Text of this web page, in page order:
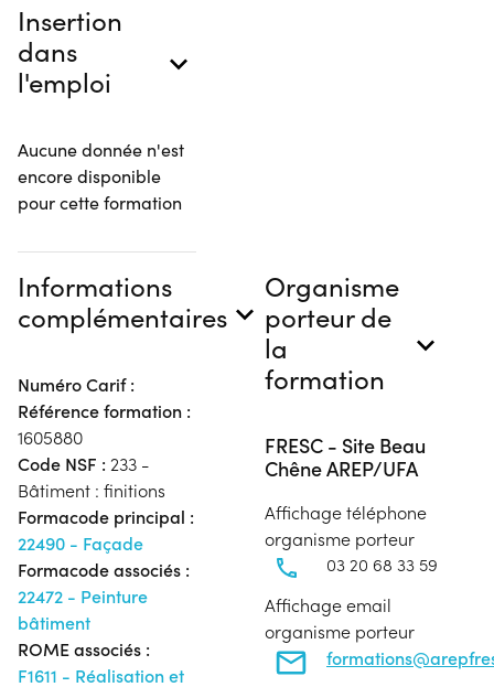
Insertion
dans
l'emploi
Aucune donnée n'est
encore disponible
pour cette formation
Informations
complémentaires
Numéro Carif :
Référence formation :
1605880
Code NSF : 233 -
Bâtiment : finitions
Formacode principal :
22490 - Façade
Formacode associés :
22472 - Peinture
bâtiment
ROME associés :
F1611 - Réalisation et
Organisme
porteur de
la
formation
FRESC - Site Beau
Chêne AREP/UFA
Affichage téléphone
organisme porteur
03 20 68 33 59
Affichage email
organisme porteur